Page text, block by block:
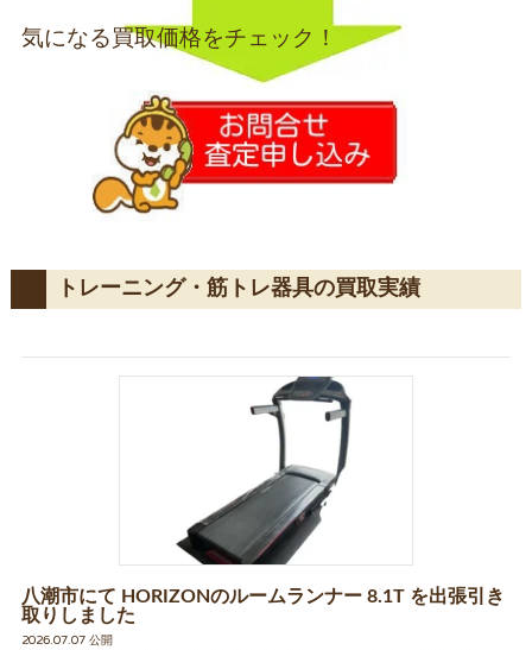
気になる買取価格をチェック！
トレーニング・筋トレ器具の買取実績
八潮市にて HORIZONのルームランナー 8.1T を出張引き
取りしました
2026.07.07 公開